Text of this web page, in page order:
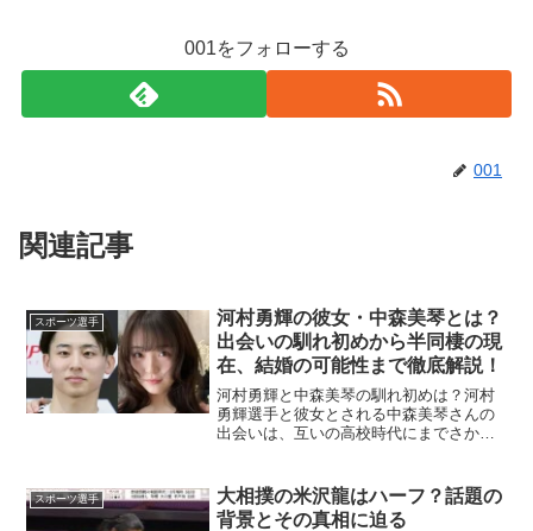
001をフォローする
001
関連記事
スポーツ選手
河村勇輝の彼女・中森美琴とは？
出会いの馴れ初めから半同棲の現
在、結婚の可能性まで徹底解説！
河村勇輝と中森美琴の馴れ初めは？河村
勇輝選手と彼女とされる中森美琴さんの
出会いは、互いの高校時代にまでさかの
大学付属高校」に通っていました。これ
らは姉妹校であり、運動会や学...
スポーツ選手
大相撲の米沢龍はハーフ？話題の
背景とその真相に迫る